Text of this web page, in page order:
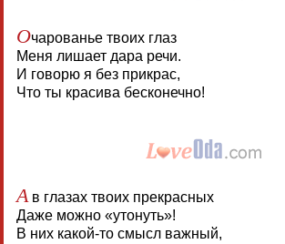
Очарованье твоих глаз
Меня лишает дара речи.
И говорю я без прикрас,
Что ты красива бесконечно!
А в глазах твоих прекрасных
Даже можно «утонуть»!
В них какой-то смысл важный,